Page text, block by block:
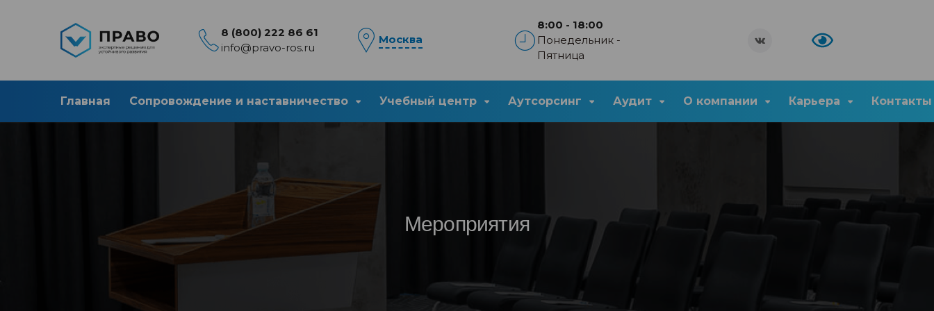
8 (800) 222 86 61
info@pravo-ros.ru
Москва
8:00 - 18:00
Понедельник -
Пятница
Главная Сопровождение и наставничество Учебный центр Аутсорсинг Аудит О компании Карьера Контакты
Мероприятия